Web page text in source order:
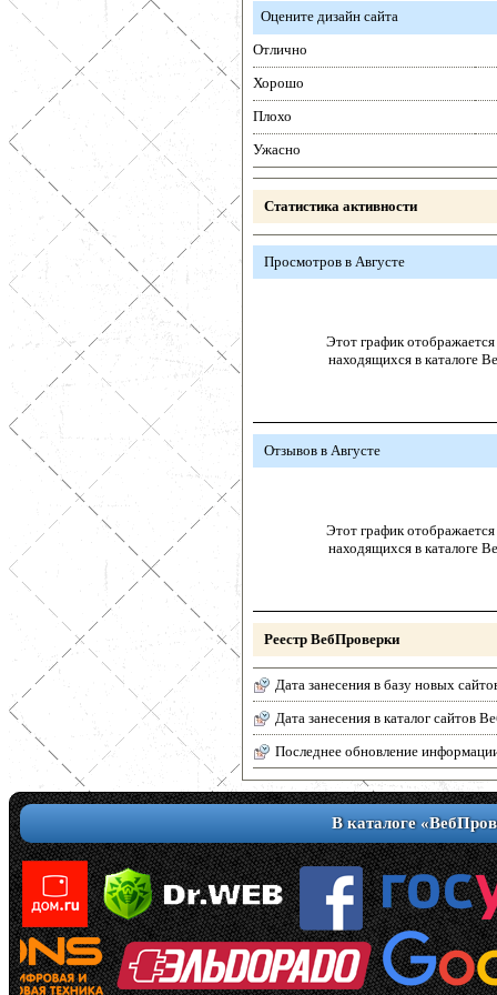
Оцените дизайн сайта
Отлично
Хорошо
Плохо
Ужасно
Статистика активности
Просмотров в Августе
Этот график отображается
находящихся в каталоге
Отзывов в Августе
Этот график отображается
находящихся в каталоге
Реестр ВебПроверки
Дата занесения в базу новых
Дата занесения в каталог сайтов
Последнее обновление
В каталоге